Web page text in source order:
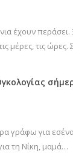
έχουν
μέρες, τις
γράφω για
τη Νίκη, μαμά…